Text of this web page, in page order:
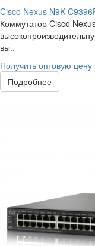
Cisco Nexus N9K-
Коммутатор Cisco
вы..
Получить оптовую цену
Подробнее